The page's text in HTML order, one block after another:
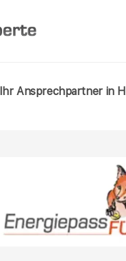
Ihr Ansprechpartner in